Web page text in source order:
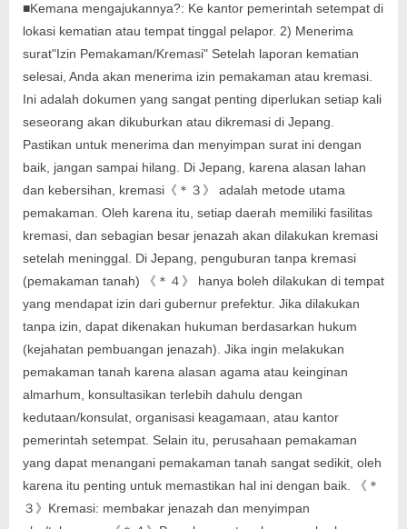
■Kemana mengajukannya?: Ke kantor pemerintah setempat di
lokasi kematian atau tempat tinggal pelapor. 2) Menerima
surat"Izin Pemakaman/Kremasi" Setelah laporan kematian
selesai, Anda akan menerima izin pemakaman atau kremasi.
Ini adalah dokumen yang sangat penting diperlukan setiap kali
seseorang akan dikuburkan atau dikremasi di Jepang.
Pastikan untuk menerima dan menyimpan surat ini dengan
baik, jangan sampai hilang. Di Jepang, karena alasan lahan
dan kebersihan, kremasi《＊３》 adalah metode utama
pemakaman. Oleh karena itu, setiap daerah memiliki fasilitas
kremasi, dan sebagian besar jenazah akan dilakukan kremasi
setelah meninggal. Di Jepang, penguburan tanpa kremasi
(pemakaman tanah) 《＊４》 hanya boleh dilakukan di tempat
yang mendapat izin dari gubernur prefektur. Jika dilakukan
tanpa izin, dapat dikenakan hukuman berdasarkan hukum
(kejahatan pembuangan jenazah). Jika ingin melakukan
pemakaman tanah karena alasan agama atau keinginan
almarhum, konsultasikan terlebih dahulu dengan
kedutaan/konsulat, organisasi keagamaan, atau kantor
pemerintah setempat. Selain itu, perusahaan pemakaman
yang dapat menangani pemakaman tanah sangat sedikit, oleh
karena itu penting untuk memastikan hal ini dengan baik. 《＊
３》Kremasi: membakar jenazah dan menyimpan